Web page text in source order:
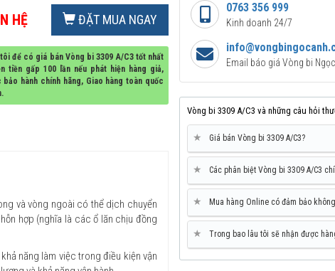
HỆ ĐẶT MUA NGAY
để có giá bán Vòng bi 3309 A/C3 tốt nhất
tiền gấp 100 lần nếu phát hiện hàng giả,
bảo hành chính hãng, Giao hàng toàn quốc
và vòng ngoài có thể dịch chuyển
hợp (nghĩa là các ổ lăn chịu đồng
năng làm việc trong điều kiện vận
0763 356 999
Kinh doanh 24/7
Email báo giá Vòng bi
Vòng bi 3309 A/C3 và những câu hỏi
★ Giá bán Vòng bi 3309 A/C3?
★ Các phân biệt Vòng bi 3309 A/C3
★ Mua hàng Online có đảm bảo
★ Trong bao lâu tôi sẽ nhận được